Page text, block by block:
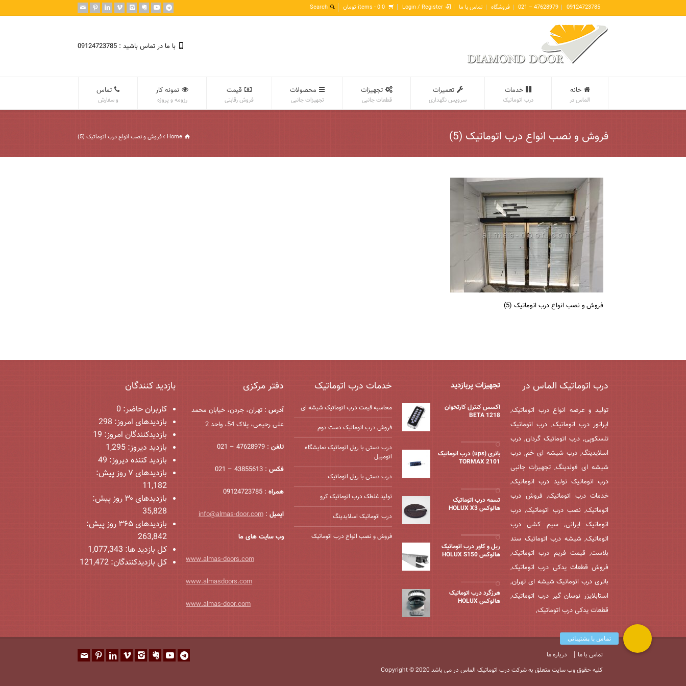
09124723785
47628979 – 021 فروشگاه تماس با ما Login / Register
0 items -
0 تومان
با ما در تماس باشید : 09124723785
خانه
الماس در
خدمات
درب اتوماتیک
تعمیرات
سرویس نگهداری
تجهیزات
قطعات جانبی
محصولات
تجهیزات جانبی
قیمت
فروش رقابتی
نمونه کار
رزومه و پروژه
تماس
و سفارش
فروش و نصب انواع درب اتوماتیک (5) Home فروش و نصب انواع درب اتوماتیک (5)
فروش و نصب انواع درب اتوماتیک (5)
درب اتوماتیک الماس در
تولید و عرضه انواع درب اتوماتیک,
اپراتور درب اتوماتیک, درب اتوماتیک
تلسکوپی, درب اتوماتیک گردان, درب
اسلایدینگ, درب شیشه ای خم, درب
شیشه ای فولدینگ, تجهیزات جانبی
درب اتوماتیک تولید درب اتوماتیک,
خدمات درب اتوماتیک, فروش درب
اتوماتیک, نصب درب اتوماتیک, درب
اتوماتیک ایرانی, سیم کشی درب
اتوماتیک, شیشه درب اتوماتیک سند
بلاست, قیمت فریم درب اتوماتیک,
فروش قطعات یدکی درب اتوماتیک,
باتری درب اتوماتیک شیشه ای تهران,
استابلایزر نوسان گیر درب اتوماتیک,
قطعات یدکی درب اتوماتیک,
تجهیزات پربازدید
اکسس کنترل کارتخوان
BETA 1218
باتری (ups) درب اتوماتیک
TORMAX 2101
تسمه درب اتوماتیک
هالوکس HOLUX X3
ریل و کاور درب اتوماتیک
هالوکس HOLUX S150
هرزگرد درب اتوماتیک
هالوکس HOLUX
خدمات درب اتوماتیک
محاسبه قیمت درب اتوماتیک شیشه ‌ای
فروش درب اتوماتیک دست دوم
درب دستی با ریل اتوماتیک نمایشگاه
اتومبیل
درب دستی با ریل اتوماتیک
تولید غلطک درب اتوماتیک کرو
درب اتوماتیک اسلایدینگ
فروش و نصب انواع درب اتوماتیک
دفتر مرکزی
آدرس : تهران، جردن، خیابان محمد
علی رحیمی، پلاک 54، واحد 2
تلفن : 47628979 – 021
فکس : 43855613 – 021
همراه : 09124723785
ایمیل :
info@almas-door.com
وب سایت های ما
www.almas-doors.com
www.almasdoors.com
www.almas-door.com
بازدید کنندگان
کاربران حاضر: 0
بازدیدهای امروز: 298
بازدیدکنندگان امروز: 19
بازدید دیروز: 1,295
بازدید کننده دیروز: 49
بازدیدهای ۷ روز پیش:
11,182
بازدیدهای ۳۰ روز پیش:
35,828
بازدیدهای ۳۶۵ روز پیش:
263,842
کل بازدید ها: 1,077,343
کل بازدیدکنند‌گان: 121,472
درباره ما
تماس با ما
Copyright © 2020 کلیه حقوق وب سایت متعلق به شرکت درب اتوماتیک الماس در می باشد